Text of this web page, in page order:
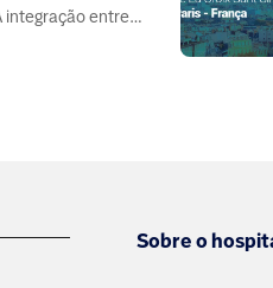
integração entre
Sobre o